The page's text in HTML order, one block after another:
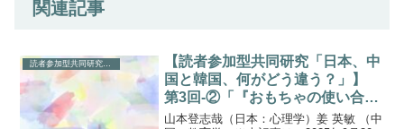
関連記事
読者参加型共同研究「日本、中国と韓国、何がどう違う？」
【読者参加型共同研究「日本、中
国と韓国、何がどう違う？」】
第3回-②「『おもちゃの使い合
い』自由記述について」（1）
山本登志哉（日本：心理学）姜 英敏 （中